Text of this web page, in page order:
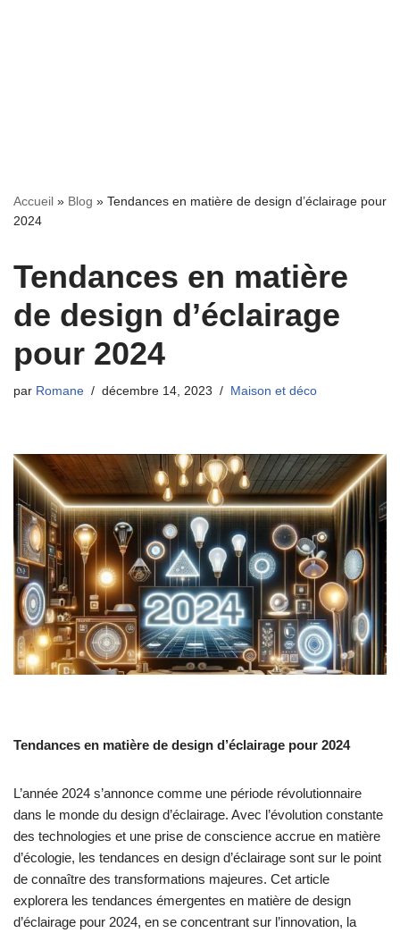
Accueil » Blog » Tendances en matière de design d’éclairage pour
2024
Tendances en matière
de design d’éclairage
pour 2024
par Romane décembre 14, 2023 Maison et déco
Tendances en matière de design d’éclairage pour 2024
L’année 2024 s’annonce comme une période révolutionnaire
dans le monde du design d’éclairage. Avec l’évolution constante
des technologies et une prise de conscience accrue en matière
d’écologie, les tendances en design d’éclairage sont sur le point
de connaître des transformations majeures. Cet article
explorera les tendances émergentes en matière de design
d’éclairage pour 2024, en se concentrant sur l’innovation, la